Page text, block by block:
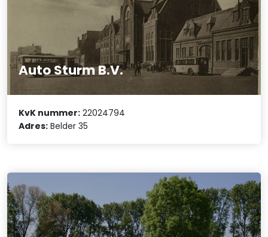
Auto Sturm B.V.
KvK nummer: 22024794
Adres: Belder 35